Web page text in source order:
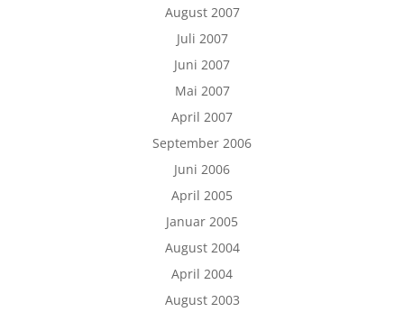
August 2007
Juli 2007
Juni 2007
Mai 2007
April 2007
September 2006
Juni 2006
April 2005
Januar 2005
August 2004
April 2004
August 2003